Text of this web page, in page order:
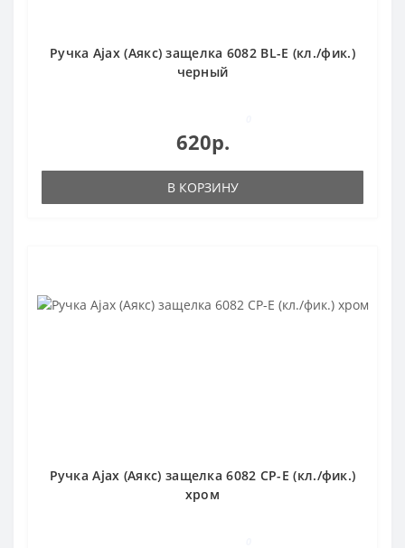
Ручка Ajax (Аякс) защелка 6082 BL-E (кл./фик.)
черный
620р.
В КОРЗИНУ
Ручка Ajax (Аякс) защелка 6082 CP-E (кл./фик.)
хром